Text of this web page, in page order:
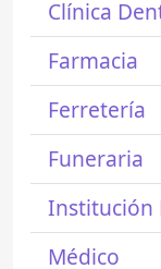
Clínica
Farmacia
Ferretería
Funeraria
Institución
Médico